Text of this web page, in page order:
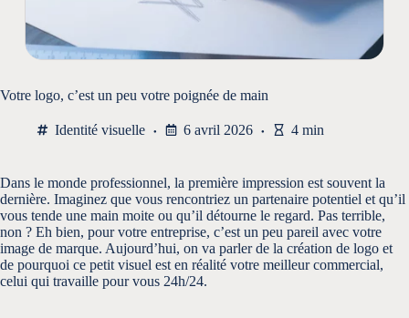
Votre logo, c’est un peu votre poignée de main
Identité visuelle 6 avril 2026 4 min
Dans le monde professionnel, la première impression est souvent la
dernière. Imaginez que vous rencontriez un partenaire potentiel et qu’il
vous tende une main moite ou qu’il détourne le regard. Pas terrible,
non ? Eh bien, pour votre entreprise, c’est un peu pareil avec votre
image de marque. Aujourd’hui, on va parler de la création de logo et
de pourquoi ce petit visuel est en réalité votre meilleur commercial,
celui qui travaille pour vous 24h/24.